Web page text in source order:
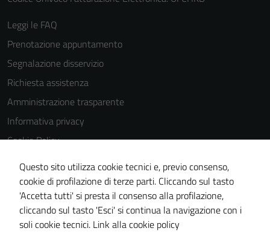
Leggi le FAQ
Prenotazione appuntamento
Segnalazione disservizio
Richiesta assistenza
Amministrazione trasparente
Informativa privacy
Cookie Policy
Note legali
Dichiarazione di accessibilità
Piano di miglioramento del sito
Statistiche sito web
Questo sito utilizza cookie tecnici e, previo consenso,
cookie di profilazione di terze parti. Cliccando sul tasto
'Accetta tutti' si presta il consenso alla profilazione,
cliccando sul tasto 'Esci' si continua la navigazione con i
soli cookie tecnici. Link alla cookie policy